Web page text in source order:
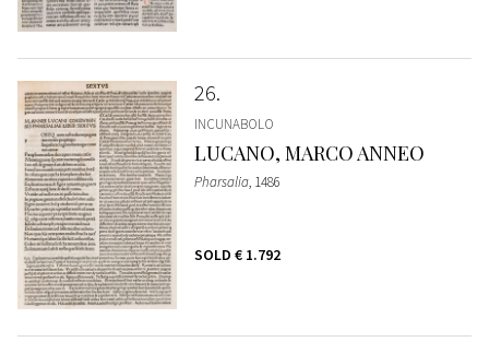
26
INCUNABOLO
LUCANO, MARCO ANNEO
Pharsalia, 1486
SOLD € 1.792